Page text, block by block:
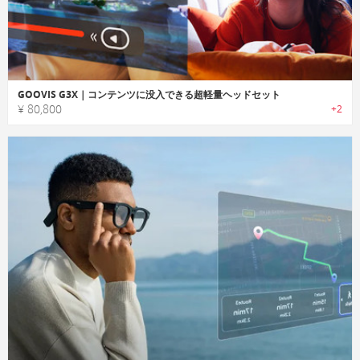
GOOVIS G3X｜コンテンツに没入できる超軽量ヘッドセット
¥ 80,800 +2